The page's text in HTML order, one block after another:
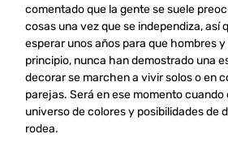
comentado que la gente se suele
cosas una vez que se independiza, así
esperar unos años para que hombres
principio, nunca han demostrado una
decorar se marchen a vivir solos o en
parejas. Será en ese momento cuando
universo de colores y posibilidades de
rodea.